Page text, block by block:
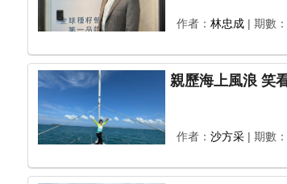
作者： 林忠成 | 期數：
作者： 沙方采 | 期數：